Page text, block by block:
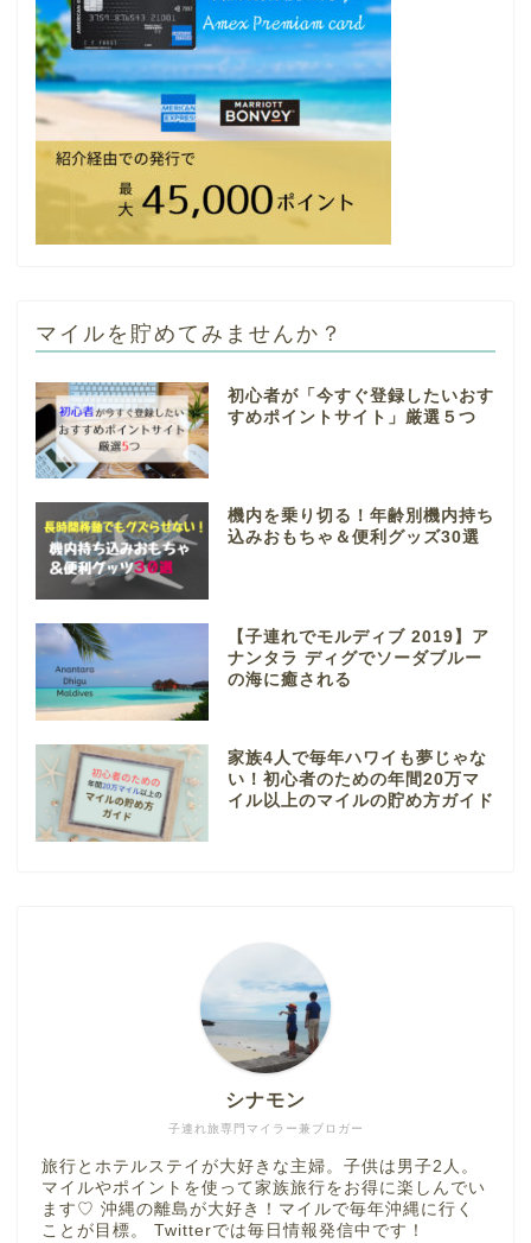
マイルを貯めてみませんか？
初心者が「今すぐ登録したいおす
すめポイントサイト」厳選５つ
機内を乗り切る！年齢別機内持ち
込みおもちゃ＆便利グッズ30選
【子連れでモルディブ 2019】ア
ナンタラ ディグでソーダブルー
の海に癒される
家族4人で毎年ハワイも夢じゃな
い！初心者のための年間20万マ
イル以上のマイルの貯め方ガイド
子連れ旅専門マイラー兼ブロガー
シナモン
旅行とホテルステイが大好きな主婦。子供は男子2人。
マイルやポイントを使って家族旅行をお得に楽しんでい
ます♡ 沖縄の離島が大好き！マイルで毎年沖縄に行く
ことが目標。 Twitterでは毎日情報発信中です！